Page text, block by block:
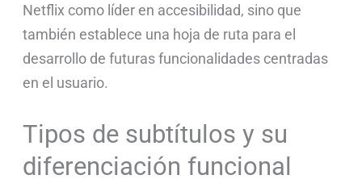
Netflix como líder en accesibilidad, sino que
también establece una hoja de ruta para el
desarrollo de futuras funcionalidades centradas
en el usuario.
Tipos de subtítulos y su
diferenciación funcional